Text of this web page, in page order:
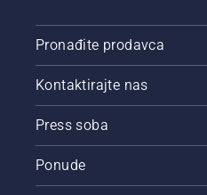
Pronađite prodavca
Kontaktirajte nas
Press soba
Ponude